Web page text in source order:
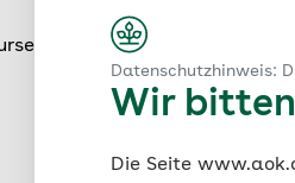
Datenschutzhinweis:
Wir
Die Seite
bzw. Gutscheine sind pro